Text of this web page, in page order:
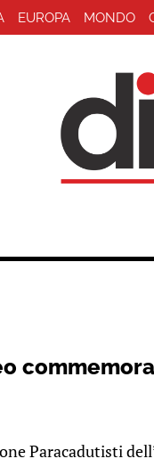
EUROPA MONDO
Paracadutisti